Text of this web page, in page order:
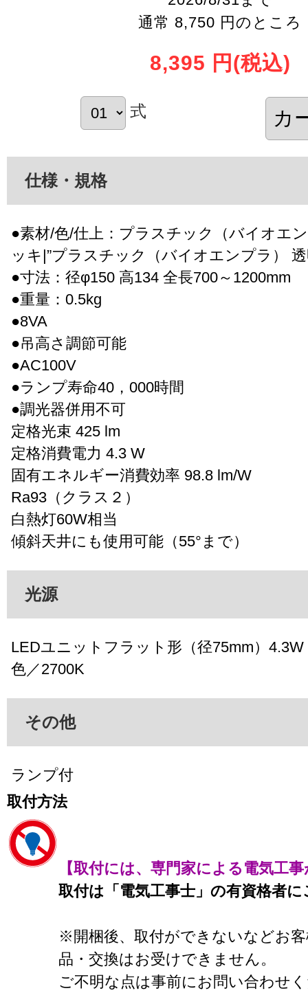
通常 8,750 円のところ
8,395 円 (税込)
式
仕様・規格
●素材/色/仕上：プラスチック（バイオエ
ッキ|”プラスチック（バイオエンプラ）
●寸法：径φ150 高134 全長700～1200mm
●重量：0.5kg
●8VA
●吊高さ調節可能
●AC100V
●ランプ寿命40，000時間
●調光器併用不可
定格光束 425 lm
定格消費電力 4.3 W
固有エネルギー消費効率 98.8 lm/W
Ra93（クラス２）
白熱灯60W相当
傾斜天井にも使用可能（55°まで）
光源
LEDユニットフラット形（径75mm）4.3W
色／2700K
その他
ランプ付
取付方法
【取付には、専門家による電気工
取付は「電気工事士」の有資格者
※開梱後、取付ができないなどお
品・交換はお受けできません。
ご不明な点は事前にお問い合わせ